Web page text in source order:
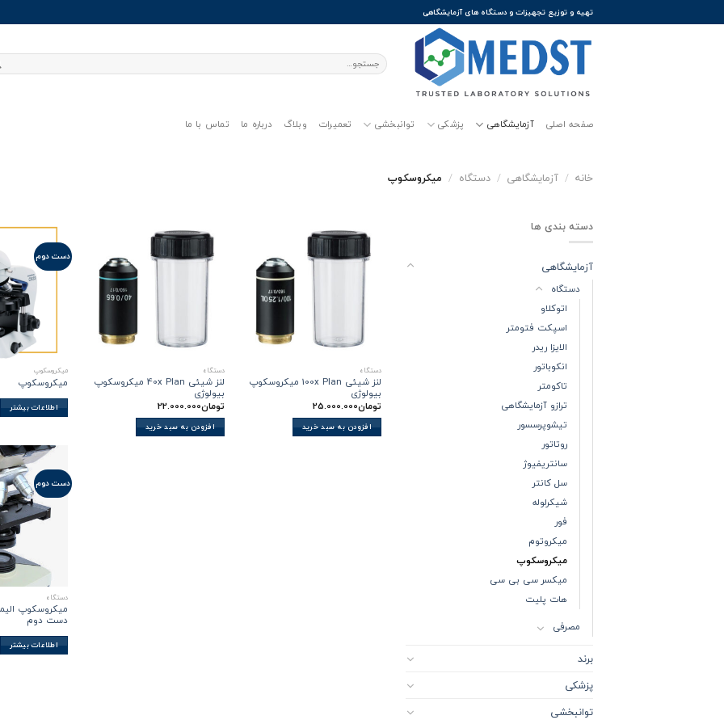
to
تهیه و توزیع تجهیزات و دستگاه های آزمایشگاهی
جستجو
برای:
صفحه اصلی آزمایشگاهی پزشکی توانبخشی تعمیرات وبلاگ درباره ما تماس با ما
خانه / آزمایشگاهی / دستگاه / میکروسکوپ
دسته بندی ها
آزمایشگاهی
دستگاه
اتوکلاو
اسپکت فتومتر
الایزا ریدر
انکوباتور
تاکومتر
ترازو آزمایشگاهی
تیشوپرسسور
روتاتور
سانتریفیوژ
سل کانتر
شیکرلوله
فور
میکروتوم
میکروسکوپ
میکسر سی بی سی
هات پلیت
مصرفی
برند
پزشکی
توانبخشی
دستگاه
لنز شیئی 100x Plan میکروسکوپ
بیولوژی
تومان25.000.000
افزودن به سبد خرید
دستگاه
لنز شیئی 40x Plan میکروسکوپ
بیولوژی
تومان22.000.000
افزودن به سبد خرید
دست دوم
میکروسکوپ
میکروسکوپ
اطلاعات بیشتر
دست دوم
دستگاه
دست دوم
اطلاعات بیشتر